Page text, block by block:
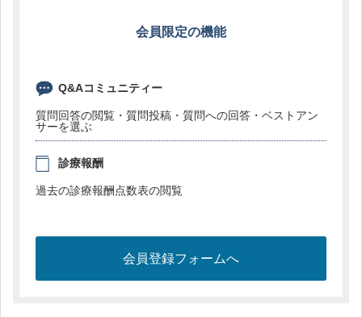
会員限定の機能
Q&Aコミュニティー
質問回答の閲覧・質問投稿・質問への回答・ベストアン
サーを選ぶ
診療報酬
過去の診療報酬点数表の閲覧
会員登録フォームへ